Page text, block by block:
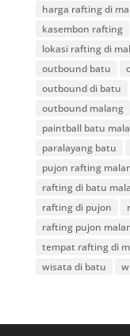
harga rafting di
kasembon rafting
lokasi rafting di
outbound batu
outbound di batu
outbound malang
paintball batu
paralayang batu
pujon rafting
rafting di batu
rafting di pujon
rafting pujon
tempat rafting di
wisata di batu